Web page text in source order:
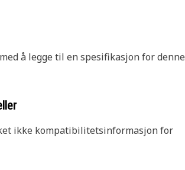
å legge til en spesifikasjon for denne
ikke kompatibilitetsinformasjon for